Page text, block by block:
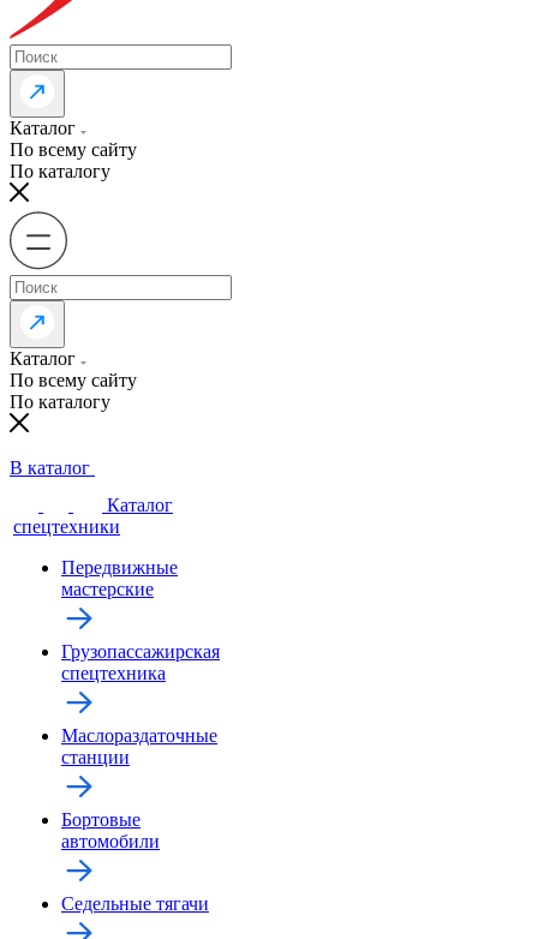
Каталог
По всему сайту
По каталогу
Каталог
По всему сайту
По каталогу
В каталог
Каталог
спецтехники
Передвижные
мастерские
Грузопассажирская
спецтехника
Маслораздаточные
станции
Бортовые
автомобили
Седельные тягачи